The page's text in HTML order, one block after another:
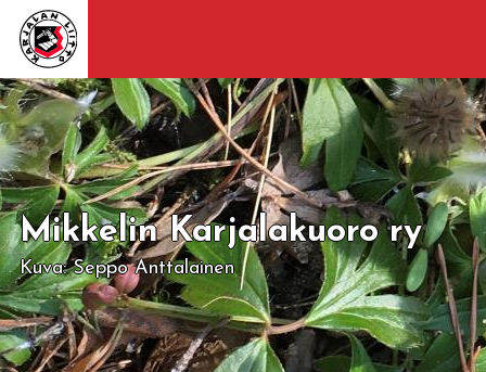
Mikkelin Karjalakuoro ry
Kuva: Seppo Anttalainen